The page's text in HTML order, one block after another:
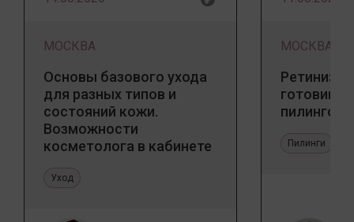
МОСКВА
Основы базового ухода
для разных типов и
состояний кожи.
Возможности
косметолога в кабинете
Уход
МОСКВА
готовим
пилингов
Пилинги